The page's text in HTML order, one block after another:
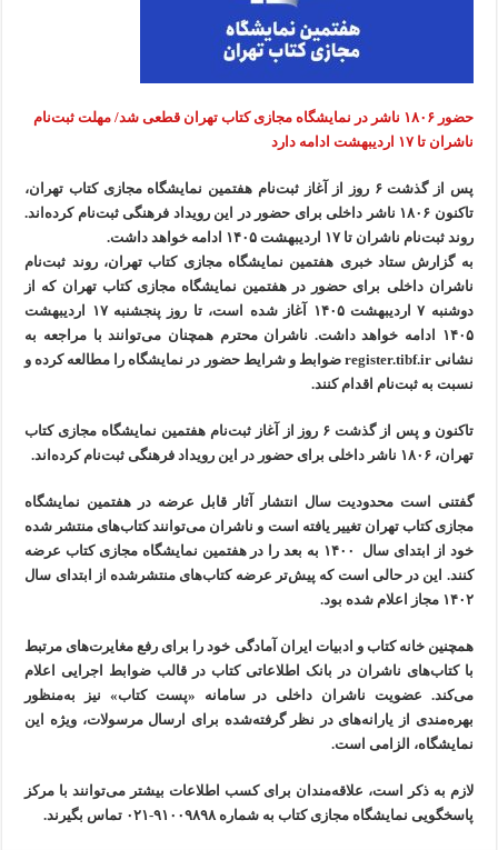
حضور ۱۸۰۶ ناشر در نمایشگاه مجازی کتاب تهران قطعی شد/ مهلت ثبت‌نام
ناشران تا ۱۷ اردیبهشت ادامه دارد
پس از گذشت ۶ روز از آغاز ثبت‌نام هفتمین نمایشگاه مجازی کتاب تهران،
تاکنون ۱۸۰۶ ناشر داخلی برای حضور در این رویداد فرهنگی ثبت‌نام کرده‌اند.
روند ثبت‌نام ناشران تا ۱۷ اردیبهشت ۱۴۰۵ ادامه خواهد داشت.
به گزارش ستاد خبری هفتمین نمایشگاه مجازی کتاب تهران، روند ثبت‌نام
ناشران داخلی برای حضور در هفتمین نمایشگاه مجازی کتاب تهران که از
دوشنبه ۷ اردیبهشت ۱۴۰۵ آغاز شده است، تا روز پنجشنبه ۱۷ اردیبهشت
۱۴۰۵ ادامه خواهد داشت. ناشران محترم همچنان می‌توانند با مراجعه به
نشانی register.tibf.ir ضوابط و شرایط حضور در نمایشگاه را مطالعه کرده و
نسبت به ثبت‌نام اقدام کنند.
تاکنون و پس از گذشت ۶ روز از آغاز ثبت‌نام هفتمین نمایشگاه مجازی کتاب
تهران، ۱۸۰۶ ناشر داخلی برای حضور در این رویداد فرهنگی ثبت‌نام کرده‌اند.
گفتنی است محدودیت سال انتشار آثار قابل عرضه در هفتمین نمایشگاه
مجازی کتاب تهران تغییر یافته است و ناشران می‌توانند کتاب‌های منتشر شده
خود از ابتدای سال ۱۴۰۰ به بعد را در هفتمین نمایشگاه مجازی کتاب عرضه
کنند. این در حالی است که پیش‌تر عرضه کتاب‌های منتشرشده از ابتدای سال
۱۴۰۲ مجاز اعلام شده بود.
همچنین خانه کتاب و ادبیات ایران آمادگی خود را برای رفع مغایرت‌های مرتبط
با کتاب‌های ناشران در بانک اطلاعاتی کتاب در قالب ضوابط اجرایی اعلام
می‌کند. عضویت ناشران داخلی در سامانه «پست کتاب» نیز به‌منظور
بهره‌مندی از یارانه‌های در نظر گرفته‌شده برای ارسال مرسولات، ویژه این
نمایشگاه، الزامی است.
لازم به ذکر است، علاقه‌مندان برای کسب اطلاعات بیشتر می‌توانند با مرکز
پاسخگویی نمایشگاه مجازی کتاب به شماره ۹۱۰۰۹۸۹۸-۰۲۱ تماس بگیرند.